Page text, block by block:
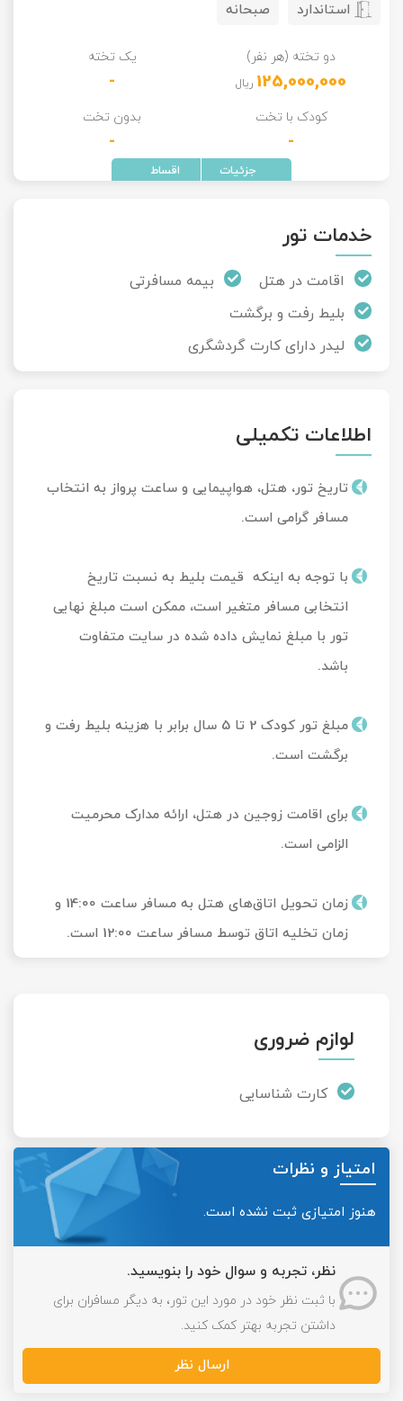
استاندارد صبحانه
دو تخته (هر نفر)
125,000,000 ریال
یک تخته
-
کودک با تخت
-
بدون تخت
-
خدمات تور
اقامت در هتل
بیمه مسافرتی
بلیط رفت و برگشت
لیدر دارای کارت گردشگری
اطلاعات تکمیلی
تاریخ تور، هتل، هواپیمایی و ساعت پرواز به انتخاب
مسافر گرامی است.
با توجه به اینکه قیمت بلیط به نسبت تاریخ
انتخابی مسافر متغیر است، ممکن است مبلغ نهایی
تور با مبلغ نمایش داده شده در سایت متفاوت
باشد.
مبلغ تور کودک 2 تا 5 سال برابر با هزینه بلیط رفت و
برگشت است.
برای اقامت زوجین در هتل، ارائه مدارک محرمیت
الزامی است.
زمان تحویل‌ اتاق‌های هتل به مسافر ساعت 14:00 و
زمان تخلیه اتاق توسط مسافر ساعت 12:00 است.
لوازم ضروری
کارت شناسایی
امتیاز و نظرات
هنوز امتیازی ثبت نشده است.
نظر، تجربه و سوال خود را بنویسید.
با ثبت نظر خود در مورد این تور، به دیگر مسافران برای
داشتن تجربه بهتر کمک کنید.
ارسال نظر